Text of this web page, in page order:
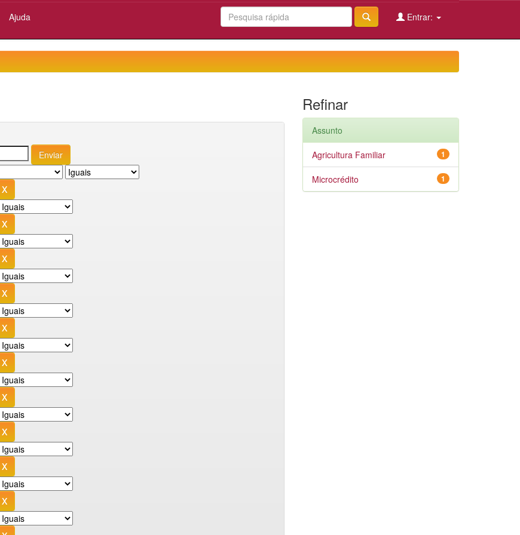
Ajuda Entrar:
Refinar
Assunto
1
Agricultura Familiar
1
Microcrédito